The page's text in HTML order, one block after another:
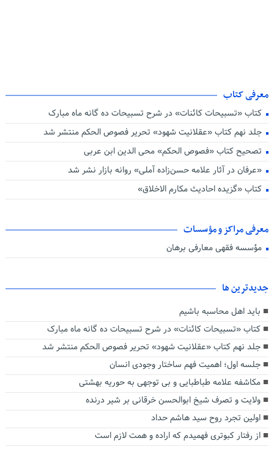
دفتر محاسبه نفس و برنامه ریزی ایمان
معرفی کتاب
کتاب «تسبیحات کائنات» در شرح تسبیحات ده‌ گانه ماه مبارک
جلد نهم کتاب «عقلانیت شهود» تحریر فصوص الحکم منتشر شد
تصحیح کتاب «فصوص الحکم» محی الدین ابن عربی
«عرفان در آثار علامه حسن‌زاده آملی» روانه بازار نشر شد
کتاب «گزیده احادیث مکارم الاخلاق»
معرفی مراکز و مؤسسات
مؤسسه فقهی معارفی برهان
جديدترين ها
باید اهل محاسبه باشیم
کتاب «تسبیحات کائنات» در شرح تسبیحات ده‌ گانه ماه مبارک
جلد نهم کتاب «عقلانیت شهود» تحریر فصوص الحکم منتشر شد
جلسه اول؛ اهمیت فهم ساختار وجودی انسان
مکاشفه علامه طباطبایی و بی توجهی به حوریه بهشتی
ولایت و تصرف شیخ ابوالحسن خرقانی بر شیر درنده
اولین تجرد روح سید هاشم حداد
از رفتار کبوتری فهمیدم که اراده و همت لازم است